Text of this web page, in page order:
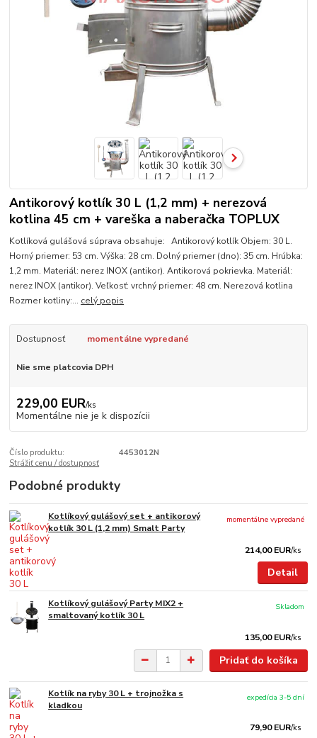
Antikorový kotlík 30 L (1,2 mm) + nerezová
kotlina 45 cm + vareška a naberačka TOPLUX
Kotlíková gulášová súprava obsahuje: Antikorový kotlík Objem: 30 L.
Horný priemer: 53 cm. Výška: 28 cm. Dolný priemer (dno): 35 cm. Hrúbka:
1,2 mm. Materiál: nerez INOX (antikor). Antikorová pokrievka. Materiál:
nerez INOX (antikor). Veľkosť: vrchný priemer: 48 cm. Nerezová kotlina
Rozmer kotliny:... celý popis
Dostupnosť momentálne vypredané
Nie sme platcovia DPH
229,00 EUR/ks
Momentálne nie je k dispozícii
Číslo produktu:
4453012N
Strážiť cenu / dostupnosť
Podobné produkty
Kotlíkový gulášový set + antikorový
kotlík 30 L (1,2 mm) Smalt Party
214,00 EUR/ks
momentálne vypredané
Detail
Kotlíkový gulášový Party MIX2 +
smaltovaný kotlík 30 L
135,00 EUR/ks
Skladom
Pridať do košíka
Kotlík na ryby 30 L + trojnožka s
kladkou
79,90 EUR/ks
expedícia 3-5 dní